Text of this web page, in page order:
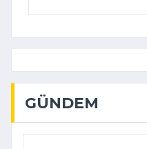
GÜNDEM